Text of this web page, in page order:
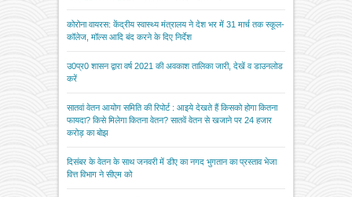
कोरोना वायरस: केंद्रीय स्वास्थ्य मंत्रालय ने देश भर में 31 मार्च तक स्कूल-
कॉलेज, मॉल्स आदि बंद करने के दिए निर्देश
उ0प्र0 शासन द्वारा वर्ष 2021 की अवकाश तालिका जारी, देखें व डाउनलोड
करें
सातवां वेतन आयोग समिति की रिपोर्ट : आइये देखते हैं किसको होगा कितना
फायदा? किसे मिलेगा कितना वेतन? सातवें वेतन से खजाने पर 24 हजार
करोड़ का बोझ
दिसंबर के वेतन के साथ जनवरी में डीए का नगद भुगतान का प्रस्ताव भेजा
वित्त विभाग ने सीएम को